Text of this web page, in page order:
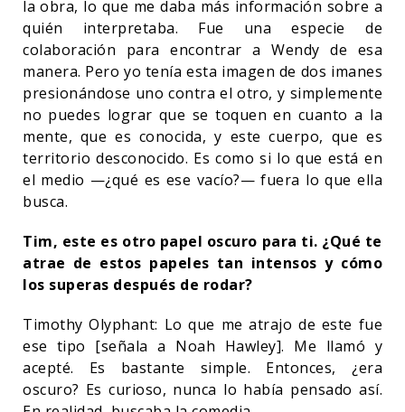
la obra, lo que me daba más información sobre a
quién interpretaba. Fue una especie de
colaboración para encontrar a Wendy de esa
manera. Pero yo tenía esta imagen de dos imanes
presionándose uno contra el otro, y simplemente
no puedes lograr que se toquen en cuanto a la
mente, que es conocida, y este cuerpo, que es
territorio desconocido. Es como si lo que está en
el medio —¿qué es ese vacío?— fuera lo que ella
busca.
Tim, este es otro papel oscuro para ti. ¿Qué te
atrae de estos papeles tan intensos y cómo
los superas después de rodar?
Timothy Olyphant: Lo que me atrajo de este fue
ese tipo [señala a Noah Hawley]. Me llamó y
acepté. Es bastante simple. Entonces, ¿era
oscuro? Es curioso, nunca lo había pensado así.